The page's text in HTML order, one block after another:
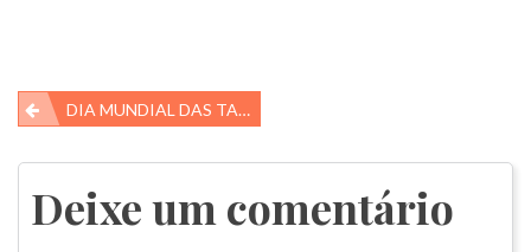
Navegação
de
Post
DIA MUNDIAL DAS TARTARUGAS MARINHAS
Deixe um comentário